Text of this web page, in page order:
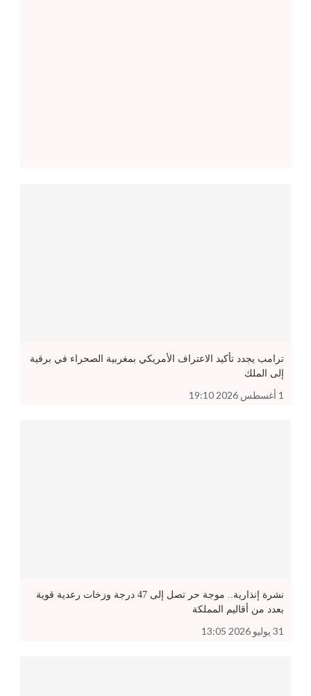
ترامب يجدد تأكيد الاعتراف الأمريكي بمغربية الصحراء في برقية
إلى الملك
1 أغسطس 2026 19:10
نشرة إنذارية.. موجة حر تصل إلى 47 درجة وزخات رعدية قوية
بعدد من أقاليم المملكة
31 يوليو 2026 13:05